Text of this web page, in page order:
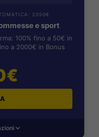
2050€
e sport
100% fino a 50€ in
a 2000€ in Bonus